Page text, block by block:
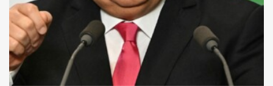
Paralimpia: Major Endre
bronzérmes asztaliteniszben